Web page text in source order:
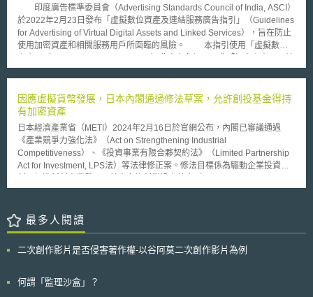
Authority)認定之。
定，最嚴重將遭受到產品下架的處分。 對此，經濟部擬訂了「我國產
業因應歐盟環保指令行動方案」，以今年6月底前輔導輸歐產值80%廠商符
合RoHS指令要求為目標，而為了協助台灣中小企業因應新規定，中小企業
處將輔導320家中小企業進入綠色材料與供應鏈體系，並與國際綠色供應鏈
印度廣告標準委員會（Advertising Standards Council of India, ASCI）
於2022年2月23日發布「虛擬數位資產及連結服務廣告指引」（Guidelines
for Advertising of Virtual Digital Assets and Linked Services），旨在防止
使用加密資產和相關服務用戶所面臨的風險。 本指引使用「虛擬數位
將虛擬數位資產定義為透過加密或其他方法所產生的任何訊息、編碼或代
品，例如非同質化代幣（NFTs）均屬之。 該指引目的在將虛擬數位資
產廣告與印度廣告標準委員會所發布的準則保持一致，該準則要求廣告必須
信任或欠缺了解。 最重要的是，廣告商必須在所有虛擬數位資產的廣
告中，於明顯位置附上免責聲明，且免責聲明必須至少佔總印刷或靜態廣告
空間的20%，而動態廣告至少要有5秒，並且必須出現在聲音和社群媒體廣
告中。免責聲明中應載明：「加密資產和非同質化代幣並不受監管，風險
因應虛擬貨幣發展，日本內閣通過修法草案，允許創投基金得持
有加密資產
日本經濟產業省（METI）2024年2月16日於官網公布，內閣已審議通過
《產業競爭力強化法》（Act on Strengthening Industrial
Competitiveness）、《投資事業有限合夥契約法》（Limited Partnership
Act for Investment, LPS法）等法律修正案。修法目標係為驅動企業投資新
VC）得持有加密資產（crypto assets）即為本次修法亮點之一。 根據本次
合夥」（Investment limited partnership, Investment LPS）得收購和持有的
資產清單中。實務上日本創投基金多依《投資事業有限合夥契約法》規定，
業得以透過向創業投資基金發行加密資產之方式進行籌資，可以大幅提高
會，有助於日本建立更強大的區塊鏈技術（Blockchain Technology）和去
最多人閱讀
二次創作影片是否侵害著作權-以谷阿莫二次創作影片為例
何謂「監理沙盒」？